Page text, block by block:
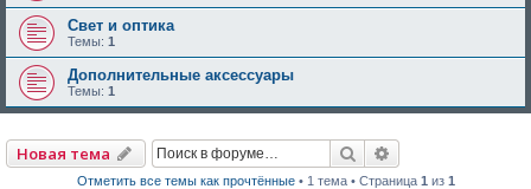
Свет и оптика
Темы: 1
Дополнительные аксессуары
Темы: 1
Новая тема Поиск
Отметить все темы как прочтённые• 1 тема • Страница 1 из 1